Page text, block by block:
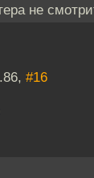
не
#16